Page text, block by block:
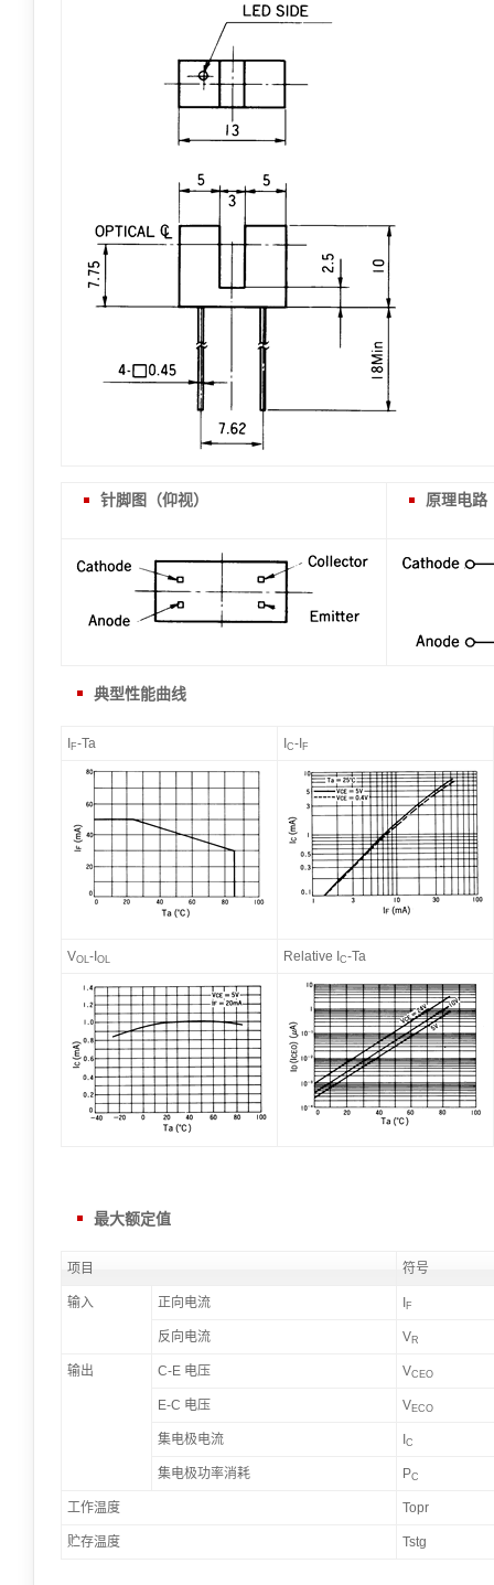
针脚图（仰视） 原理电路
典型性能曲线
F-Ta C-I F
VOL-I OL Relative I C-Ta
最大额定值
项目 符号
输入 正向电流 F
反向电流 VR
输出 C-E 电压 VCEO
E-C 电压 VECO
集电极电流 C
集电极功率消耗 PC
工作温度 Topr
贮存温度 Tstg